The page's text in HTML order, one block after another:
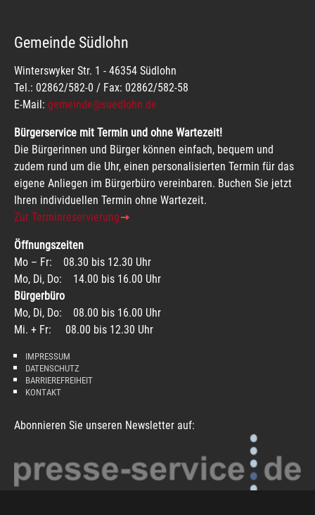
Gemeinde Südlohn
Winterswyker Str. 1 - 46354 Südlohn
Tel.: 02862/582-0 / Fax: 02862/582-58
E-Mail: gemeinde@suedlohn.de
Bürgerservice mit Termin und ohne Wartezeit!
Die Bürgerinnen und Bürger können einfach, bequem und
zudem rund um die Uhr, einen personalisierten Termin für das
eigene Anliegen im Bürgerbüro vereinbaren. Buchen Sie jetzt
Ihren individuellen Termin ohne Wartezeit.
Zur Terminreservierung
Öffnungszeiten
Mo – Fr: 08.30 bis 12.30 Uhr
Mo, Di, Do: 14.00 bis 16.00 Uhr
Bürgerbüro
Mo, Di, Do: 08.00 bis 16.00 Uhr
Mi. + Fr: 08.00 bis 12.30 Uhr
IMPRESSUM
DATENSCHUTZ
BARRIEREFREIHEIT
KONTAKT
Abonnieren Sie unseren Newsletter auf: